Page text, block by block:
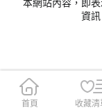
本網站內容，即
資
首頁 收藏清